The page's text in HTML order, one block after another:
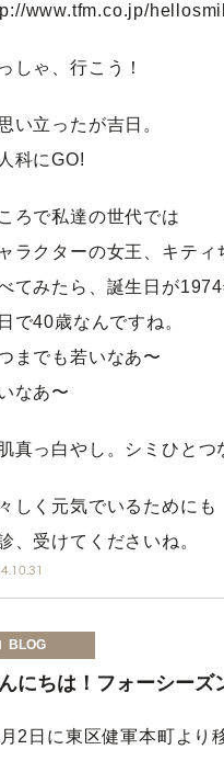
www.tfm.co.jp/
しゃ、行こう！
い立ったが吉日。
科にGO!
ろで私達の世代では
ラクターの女王、キティ
てみたら、誕生日が
で40歳なんですね。
までも若いなあ〜
なあ〜
真っ白やし。シミひとつ
しく元気でいるためにも
、受けてくださいね。
BLOG
にちは！フォーシーズ
2日に東区健軍本町より